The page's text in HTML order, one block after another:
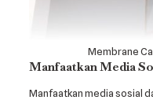
Membrane
Manfaatkan Media
Manfaatkan media sosial